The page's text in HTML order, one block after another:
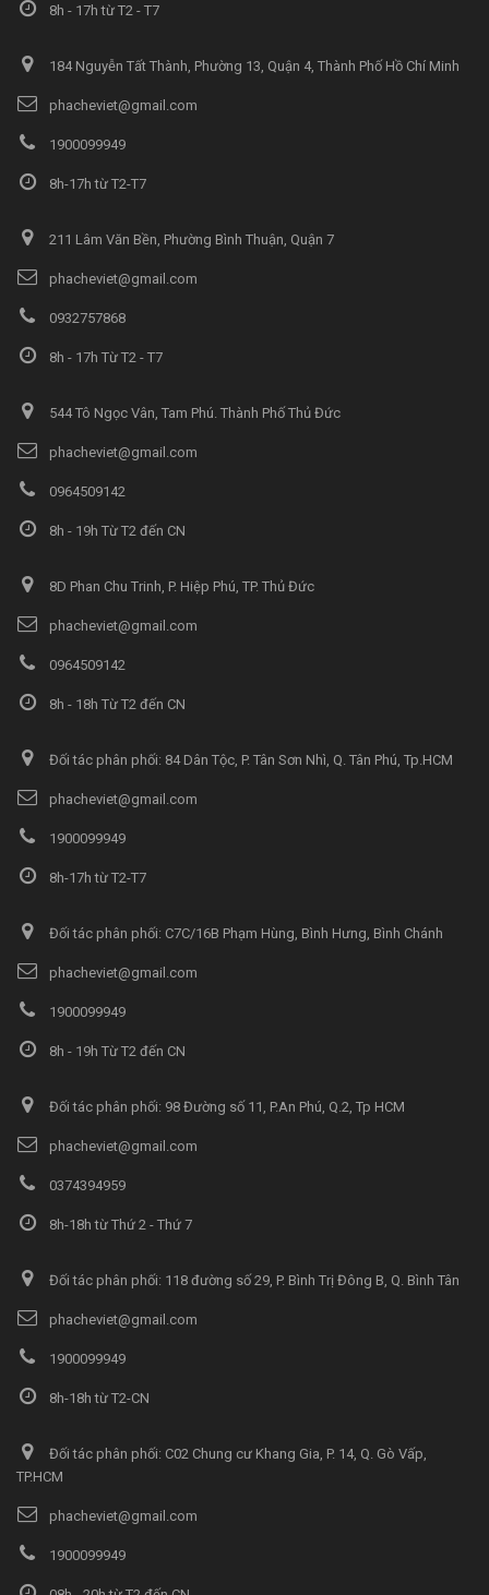
8h - 17h từ T2 - T7
184 Nguyễn Tất Thành, Phường 13, Quận 4, Thành Phố Hồ Chí Minh
phacheviet@gmail.com
1900099949
8h-17h từ T2-T7
211 Lâm Văn Bền, Phường Bình Thuận, Quận 7
phacheviet@gmail.com
0932757868
8h - 17h Từ T2 - T7
544 Tô Ngọc Vân, Tam Phú. Thành Phố Thủ Đức
phacheviet@gmail.com
0964509142
8h - 19h Từ T2 đến CN
8D Phan Chu Trinh, P. Hiệp Phú, TP. Thủ Đức
phacheviet@gmail.com
0964509142
8h - 18h Từ T2 đến CN
Đối tác phân phối: 84 Dân Tộc, P. Tân Sơn Nhì, Q. Tân Phú, Tp.HCM
phacheviet@gmail.com
1900099949
8h-17h từ T2-T7
Đối tác phân phối: C7C/16B Phạm Hùng, Bình Hưng, Bình Chánh
phacheviet@gmail.com
1900099949
8h - 19h Từ T2 đến CN
Đối tác phân phối: 98 Đường số 11, P.An Phú, Q.2, Tp HCM
phacheviet@gmail.com
0374394959
8h-18h từ Thứ 2 - Thứ 7
Đối tác phân phối: 118 đường số 29, P. Bình Trị Đông B, Q. Bình Tân
phacheviet@gmail.com
1900099949
8h-18h từ T2-CN
Đối tác phân phối: C02 Chung cư Khang Gia, P. 14, Q. Gò Vấp,
TP.HCM
phacheviet@gmail.com
1900099949